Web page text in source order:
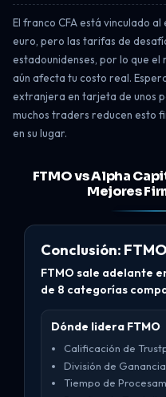
El franco CFA está vinculado
euro, pero las tarifas de
estadounidenses, por lo que
aún afecta tu costo real.
extranjera en tarjeta de unos
muchos traders reducen esto
en su lugar.
FTMO vs Alpha
Mejores
Conclusión:
FTMO sale adelante
de 8 categorías
Dónde lidera FTMO
Calificación de
División de
Tiempo de